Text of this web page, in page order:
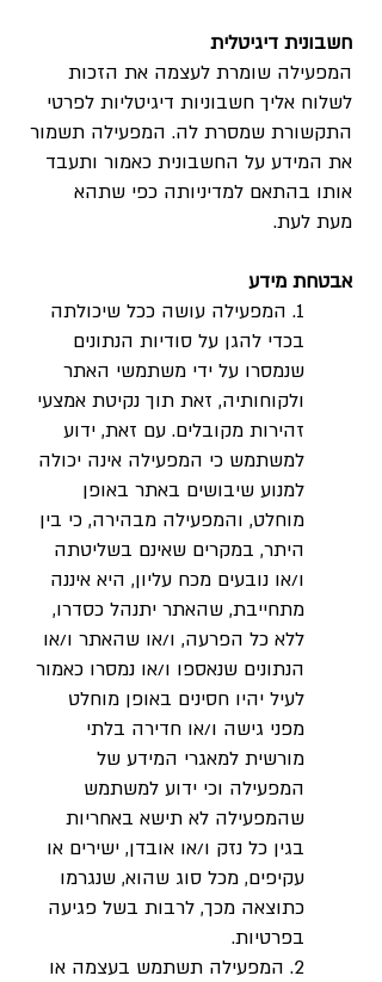
חשבונית דיגיטלית
המפעילה שומרת לעצמה את הזכות
לשלוח אליך חשבוניות דיגיטליות לפרטי
התקשורת שמסרת לה. המפעילה תשמור
את המידע על החשבונית כאמור ותעבד
אותו בהתאם למדיניותה כפי שתהא
מעת לעת.
אבטחת מידע
1. המפעילה עושה ככל שיכולתה
בכדי להגן על סודיות הנתונים
שנמסרו על ידי משתמשי האתר
ולקוחותיה, זאת תוך נקיטת אמצעי
זהירות מקובלים. עם זאת, ידוע
למשתמש כי המפעילה אינה יכולה
למנוע שיבושים באתר באופן
מוחלט, והמפעילה מבהירה, כי בין
היתר, במקרים שאינם בשליטתה
ו/או נובעים מכח עליון, היא איננה
מתחייבת, שהאתר יתנהל כסדרו,
ללא כל הפרעה, ו/או שהאתר ו/או
הנתונים שנאספו ו/או נמסרו כאמור
לעיל יהיו חסינים באופן מוחלט
מפני גישה ו/או חדירה בלתי
מורשית למאגרי המידע של
המפעילה וכי ידוע למשתמש
שהמפעילה לא תישא באחריות
בגין כל נזק ו/או אובדן, ישירים או
עקיפים, מכל סוג שהוא, שנגרמו
כתוצאה מכך, לרבות בשל פגיעה
בפרטיות.
2. המפעילה תשתמש בעצמה או